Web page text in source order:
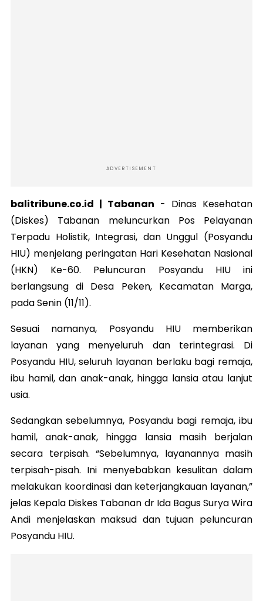
ADVERTISEMENT
balitribune.co.id | Tabanan - Dinas Kesehatan
(Diskes) Tabanan meluncurkan Pos Pelayanan
Terpadu Holistik, Integrasi, dan Unggul (Posyandu
HIU) menjelang peringatan Hari Kesehatan Nasional
(HKN) Ke-60. Peluncuran Posyandu HIU ini
berlangsung di Desa Peken, Kecamatan Marga,
pada Senin (11/11).
Sesuai namanya, Posyandu HIU memberikan
layanan yang menyeluruh dan terintegrasi. Di
Posyandu HIU, seluruh layanan berlaku bagi remaja,
ibu hamil, dan anak-anak, hingga lansia atau lanjut
usia.
Sedangkan sebelumnya, Posyandu bagi remaja, ibu
hamil, anak-anak, hingga lansia masih berjalan
secara terpisah. “Sebelumnya, layanannya masih
terpisah-pisah. Ini menyebabkan kesulitan dalam
melakukan koordinasi dan keterjangkauan layanan,”
jelas Kepala Diskes Tabanan dr Ida Bagus Surya Wira
Andi menjelaskan maksud dan tujuan peluncuran
Posyandu HIU.